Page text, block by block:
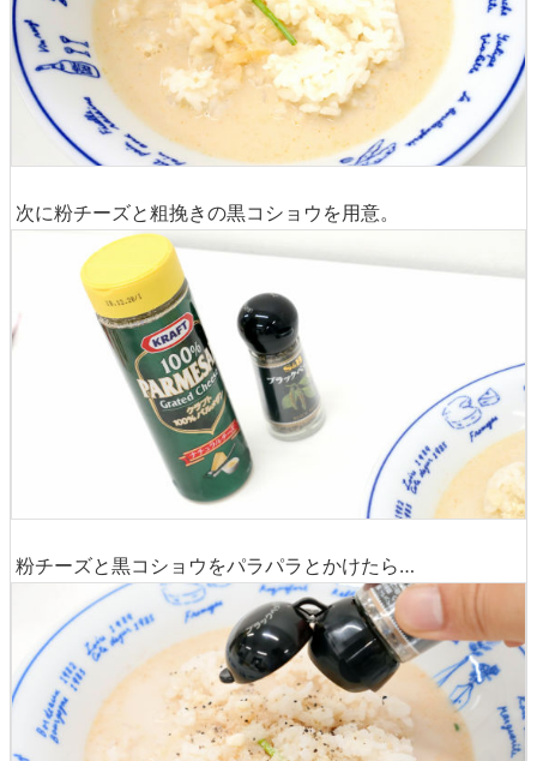
次に粉チーズと粗挽きの黒コショウを用意。
粉チーズと黒コショウをパラパラとかけたら…